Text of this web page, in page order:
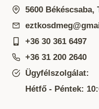
5600 Békéscsaba,
+36 30 361 6497
+36 31 200 2640
Ügyfélszolgálat:
Hétfő - Péntek: